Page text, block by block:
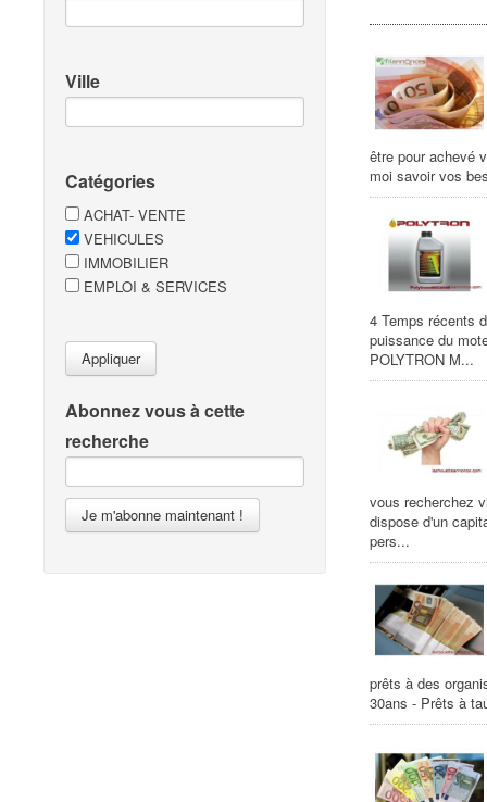
Ville
Catégories
ACHAT- VENTE
VEHICULES
IMMOBILIER
EMPLOI & SERVICES
Appliquer
Abonnez vous à cette
recherche
Je m'abonne maintenant !
être pour achevé
moi savoir vos
4 Temps récents
puissance du
POLYTRON M...
vous recherchez
dispose d'un
pers...
prêts à des
30ans - Prêts à